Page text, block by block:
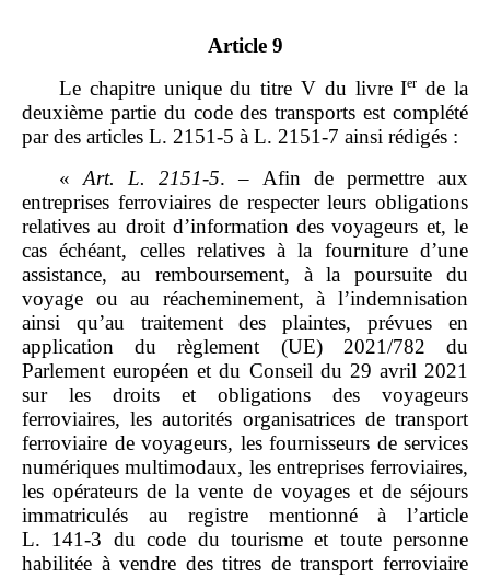
Article 9
Le chapitre unique du titre V du livre Ier de la
deuxième partie du code des transports est complété
par des articles L. 2151‑5 à L. 2151‑7 ainsi rédigés :
«Art. L. 2151‑5. – Afin de permettre aux
entreprises ferroviaires de respecter leurs obligations
relatives au droit d’information des voyageurs et, le
cas échéant, celles relatives à la fourniture d’une
assistance, au remboursement, à la poursuite du
voyage ou au réacheminement, à l’indemnisation
ainsi qu’au traitement des plaintes, prévues en
application du règlement (UE) 2021/782 du
Parlement européen et du Conseil du 29 avril 2021
sur les droits et obligations des voyageurs
ferroviaires, les autorités organisatrices de transport
ferroviaire de voyageurs, les fournisseurs de services
numériques multimodaux, les entreprises ferroviaires,
les opérateurs de la vente de voyages et de séjours
immatriculés au registre mentionné à l’article
L. 141‑3 du code du tourisme et toute personne
habilitée à vendre des titres de transport ferroviaire